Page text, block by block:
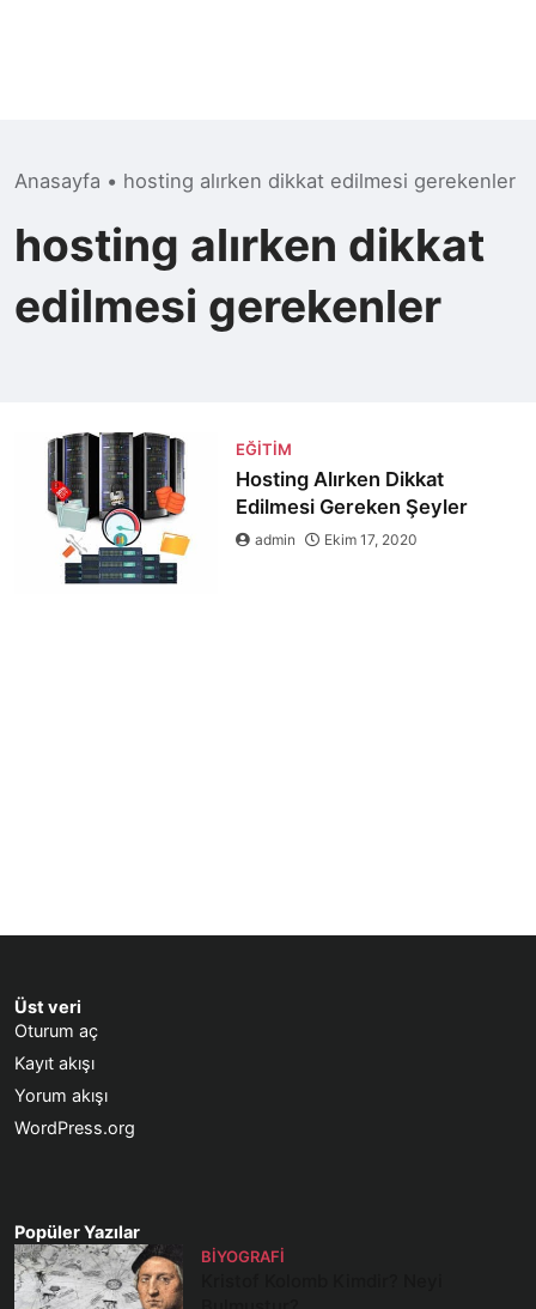
Anasayfa • hosting alırken dikkat edilmesi gerekenler
hosting alırken dikkat
edilmesi gerekenler
EĞITIM
Hosting Alırken Dikkat
Edilmesi Gereken Şeyler
admin Ekim 17, 2020
Üst veri
Oturum aç
Kayıt akışı
Yorum akışı
WordPress.org
Popüler Yazılar
BIYOGRAFI